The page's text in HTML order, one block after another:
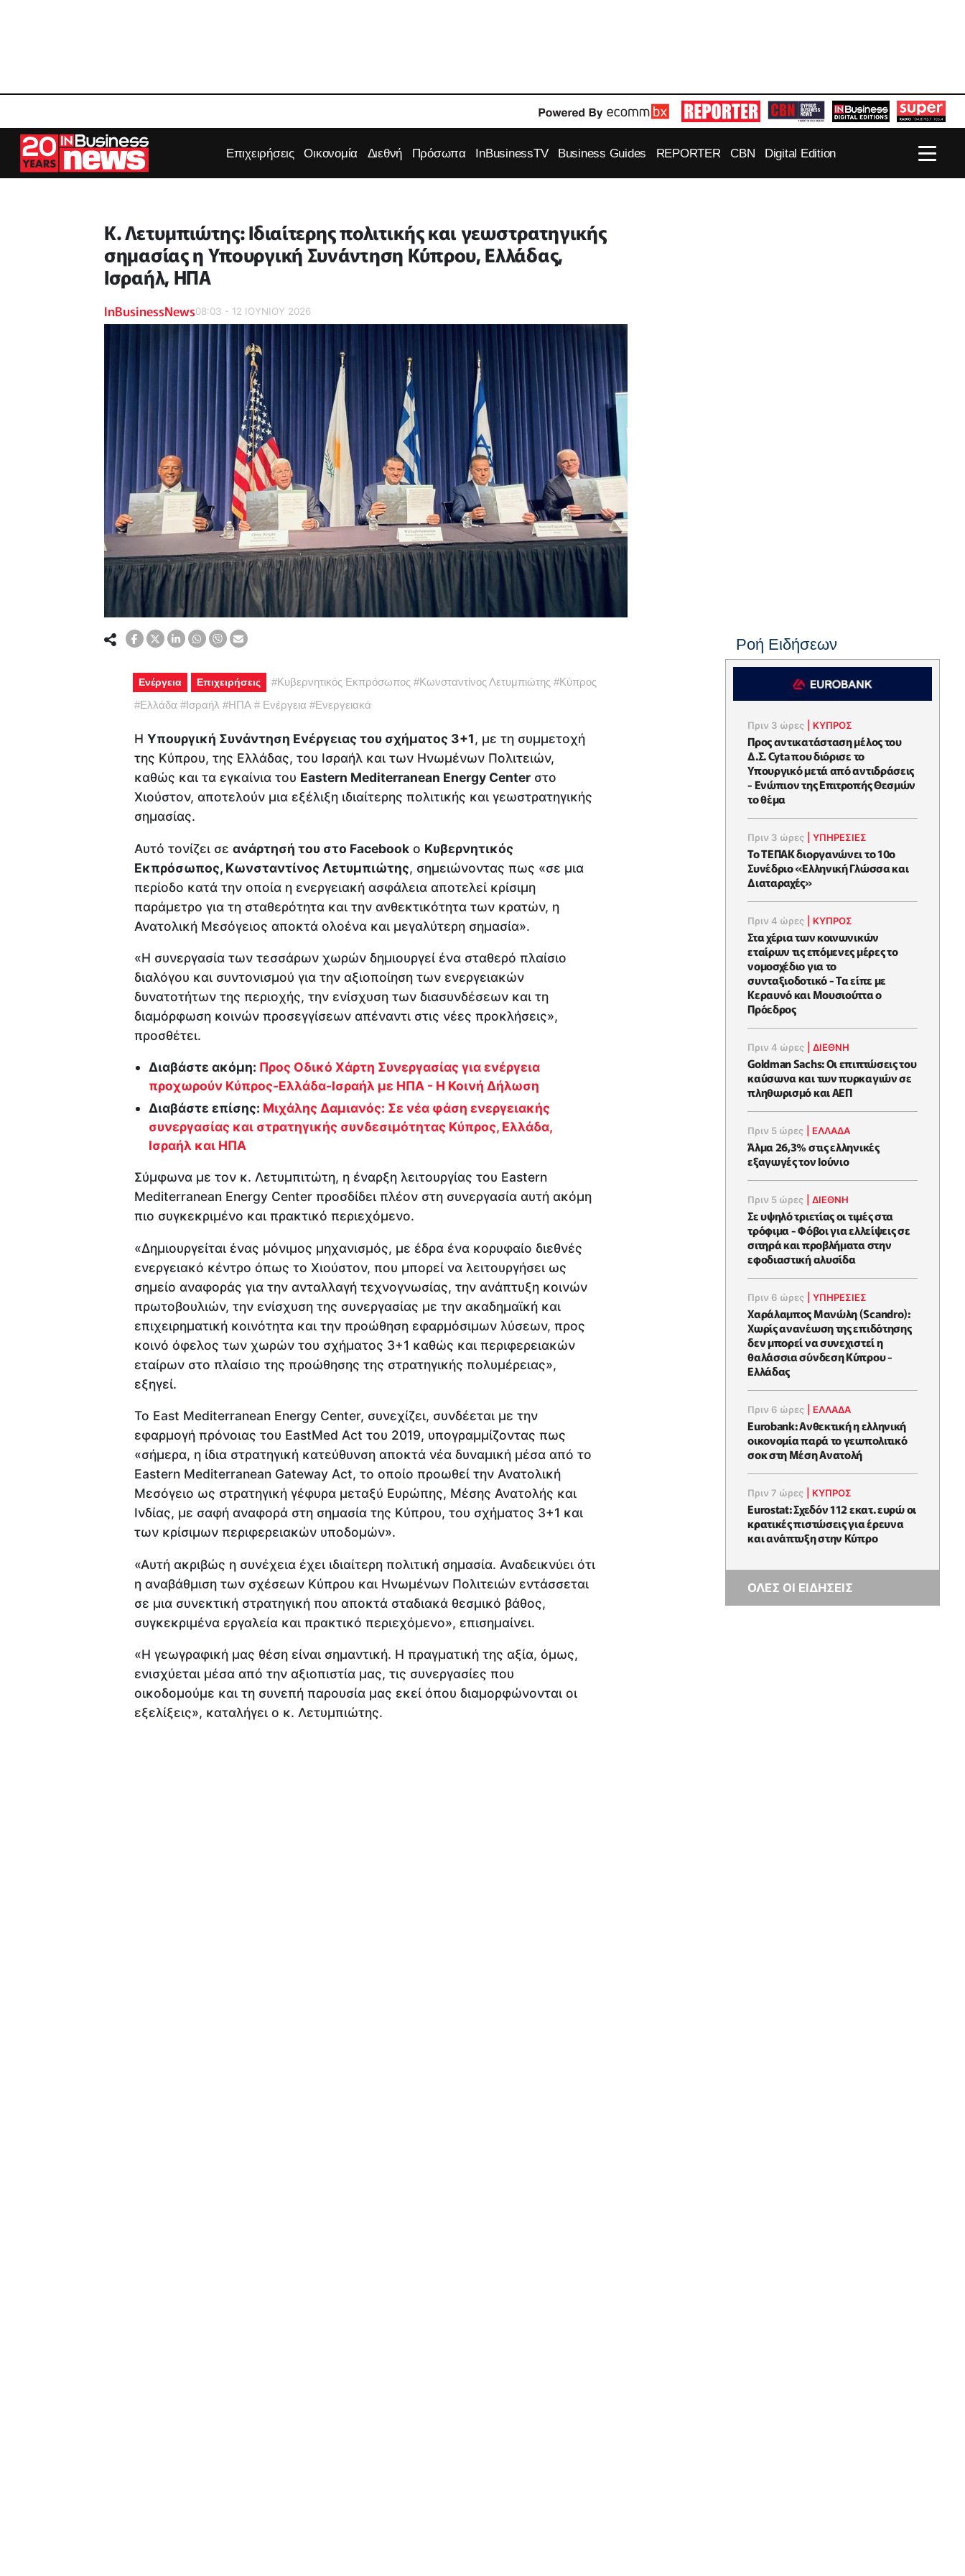
Επιχειρήσεις Οικονομία Διεθνή Πρόσωπα InBusinessTV Business Guides REPORTER CBN Digital Edition
Κ. Λετυμπιώτης: Ιδιαίτερης πολιτικής και γεωστρατηγικής
σημασίας η Υπουργική Συνάντηση Κύπρου, Ελλάδας,
Ισραήλ, ΗΠΑ
InBusinessNews08:03 - 12 ΙΟΥΝΙΟΥ 2026
Ενέργεια Επιχειρήσεις #Κυβερνητικός Εκπρόσωπος #Κωνσταντίνος Λετυμπιώτης #Κύπρος
#Ελλάδα #Ισραήλ #ΗΠΑ #Ενέργεια #Ενεργειακά
Η Υπουργική Συνάντηση Ενέργειας του σχήματος 3+1, με τη συμμετοχή
της Κύπρου, της Ελλάδας, του Ισραήλ και των Ηνωμένων Πολιτειών,
καθώς και τα εγκαίνια του Eastern Mediterranean Energy Center στο
Χιούστον, αποτελούν μια εξέλιξη ιδιαίτερης πολιτικής και γεωστρατηγικής
σημασίας.
Αυτό τονίζει σε ανάρτησή του στο Facebook ο Κυβερνητικός
Εκπρόσωπος, Κωνσταντίνος Λετυμπιώτης, σημειώνοντας πως «σε μια
περίοδο κατά την οποία η ενεργειακή ασφάλεια αποτελεί κρίσιμη
παράμετρο για τη σταθερότητα και την ανθεκτικότητα των κρατών, η
Ανατολική Μεσόγειος αποκτά ολοένα και μεγαλύτερη σημασία».
«Η συνεργασία των τεσσάρων χωρών δημιουργεί ένα σταθερό πλαίσιο
διαλόγου και συντονισμού για την αξιοποίηση των ενεργειακών
δυνατοτήτων της περιοχής, την ενίσχυση των διασυνδέσεων και τη
διαμόρφωση κοινών προσεγγίσεων απέναντι στις νέες προκλήσεις»,
προσθέτει.
Διαβάστε ακόμη: Προς Οδικό Χάρτη Συνεργασίας για ενέργεια
προχωρούν Κύπρος-Ελλάδα-Ισραήλ με ΗΠΑ - Η Κοινή Δήλωση
Διαβάστε επίσης: Μιχάλης Δαμιανός: Σε νέα φάση ενεργειακής
συνεργασίας και στρατηγικής συνδεσιμότητας Κύπρος, Ελλάδα,
Ισραήλ και ΗΠΑ
Σύμφωνα με τον κ. Λετυμπιτώτη, η έναρξη λειτουργίας του Eastern
Mediterranean Energy Center προσδίδει πλέον στη συνεργασία αυτή ακόμη
πιο συγκεκριμένο και πρακτικό περιεχόμενο.
«Δημιουργείται ένας μόνιμος μηχανισμός, με έδρα ένα κορυφαίο διεθνές
ενεργειακό κέντρο όπως το Χιούστον, που μπορεί να λειτουργήσει ως
σημείο αναφοράς για την ανταλλαγή τεχνογνωσίας, την ανάπτυξη κοινών
πρωτοβουλιών, την ενίσχυση της συνεργασίας με την ακαδημαϊκή και
επιχειρηματική κοινότητα και την προώθηση εφαρμόσιμων λύσεων, προς
κοινό όφελος των χωρών του σχήματος 3+1 καθώς και περιφερειακών
εταίρων στο πλαίσιο της προώθησης της στρατηγικής πολυμέρειας»,
εξηγεί.
Το East Mediterranean Energy Center, συνεχίζει, συνδέεται με την
εφαρμογή πρόνοιας του EastMed Act του 2019, υπογραμμίζοντας πως
«σήμερα, η ίδια στρατηγική κατεύθυνση αποκτά νέα δυναμική μέσα από το
Eastern Mediterranean Gateway Act, το οποίο προωθεί την Ανατολική
Μεσόγειο ως στρατηγική γέφυρα μεταξύ Ευρώπης, Μέσης Ανατολής και
Ινδίας, με σαφή αναφορά στη σημασία της Κύπρου, του σχήματος 3+1 και
των κρίσιμων περιφερειακών υποδομών».
«Αυτή ακριβώς η συνέχεια έχει ιδιαίτερη πολιτική σημασία. Αναδεικνύει ότι
η αναβάθμιση των σχέσεων Κύπρου και Ηνωμένων Πολιτειών εντάσσεται
σε μια συνεκτική στρατηγική που αποκτά σταδιακά θεσμικό βάθος,
συγκεκριμένα εργαλεία και πρακτικό περιεχόμενο», επισημαίνει.
«Η γεωγραφική μας θέση είναι σημαντική. Η πραγματική της αξία, όμως,
ενισχύεται μέσα από την αξιοπιστία μας, τις συνεργασίες που
οικοδομούμε και τη συνεπή παρουσία μας εκεί όπου διαμορφώνονται οι
εξελίξεις», καταλήγει ο κ. Λετυμπιώτης.
Ροή Ειδήσεων
Πριν 3 ώρες ΚΥΠΡΟΣ
Προς αντικατάσταση μέλος του
Δ.Σ. Cyta που διόρισε το
Υπουργικό μετά από αντιδράσεις
- Ενώπιον της Επιτροπής Θεσμών
το θέμα
Πριν 3 ώρες |ΥΠΗΡΕΣΙΕΣ
Το ΤΕΠΑΚ διοργανώνει το 10ο
Συνέδριο «Ελληνική Γλώσσα και
Διαταραχές»
Πριν 4 ώρες ΚΥΠΡΟΣ
Στα χέρια των κοινωνικών
εταίρων τις επόμενες μέρες το
νομοσχέδιο για το
συνταξιοδοτικό - Τα είπε με
Κεραυνό και Μουσιούττα ο
Πρόεδρος
Πριν 4 ώρες |ΔΙΕΘΝΗ
Goldman Sachs: Οι επιπτώσεις του
καύσωνα και των πυρκαγιών σε
πληθωρισμό και ΑΕΠ
Πριν 5 ώρες ΕΛΛΆΔΑ
Άλμα 26,3% στις ελληνικές
εξαγωγές τον Ιούνιο
Πριν 5 ώρες |ΔΙΕΘΝΗ
Σε υψηλό τριετίας οι τιμές στα
τρόφιμα - Φόβοι για ελλείψεις σε
σιτηρά και προβλήματα στην
εφοδιαστική αλυσίδα
Πριν 6 ώρες |ΥΠΗΡΕΣΙΕΣ
Χαράλαμπος Μανώλη (Scandro):
Χωρίς ανανέωση της επιδότησης
δεν μπορεί να συνεχιστεί η
θαλάσσια σύνδεση Κύπρου -
Ελλάδας
Πριν 6 ώρες ΕΛΛΆΔΑ
Eurobank: Ανθεκτική η ελληνική
οικονομία παρά το γεωπολιτικό
σοκ στη Μέση Ανατολή
Πριν 7 ώρες ΚΥΠΡΟΣ
Eurostat: Σχεδόν 112 εκατ. ευρώ οι
κρατικές πιστώσεις για έρευνα
και ανάπτυξη στην Κύπρο
ΟΛΕΣ ΟΙ ΕΙΔΗΣΕΙΣ